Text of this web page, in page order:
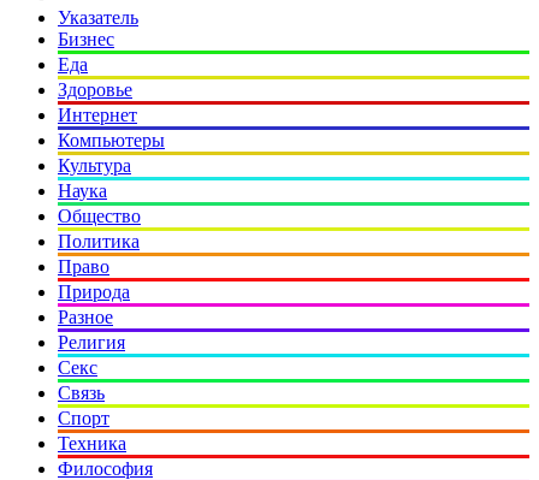
Указатель
Бизнес
Еда
Здоровье
Интернет
Компьютеры
Культура
Наука
Общество
Политика
Право
Природа
Разное
Религия
Секс
Связь
Спорт
Техника
Философия